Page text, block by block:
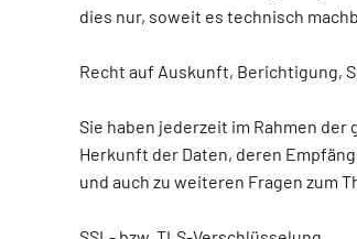
dies nur, soweit es technisch
Recht auf Auskunft, Berichtigung,
Sie haben jederzeit im Rahmen
Herkunft der Daten, deren
und auch zu weiteren Fragen zum